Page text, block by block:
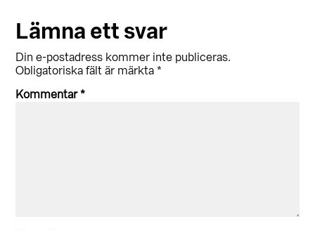
Läsarkommentarer
Lämna ett svar
Din e-postadress kommer inte publiceras.
Obligatoriska fält är märkta *
Kommentar*